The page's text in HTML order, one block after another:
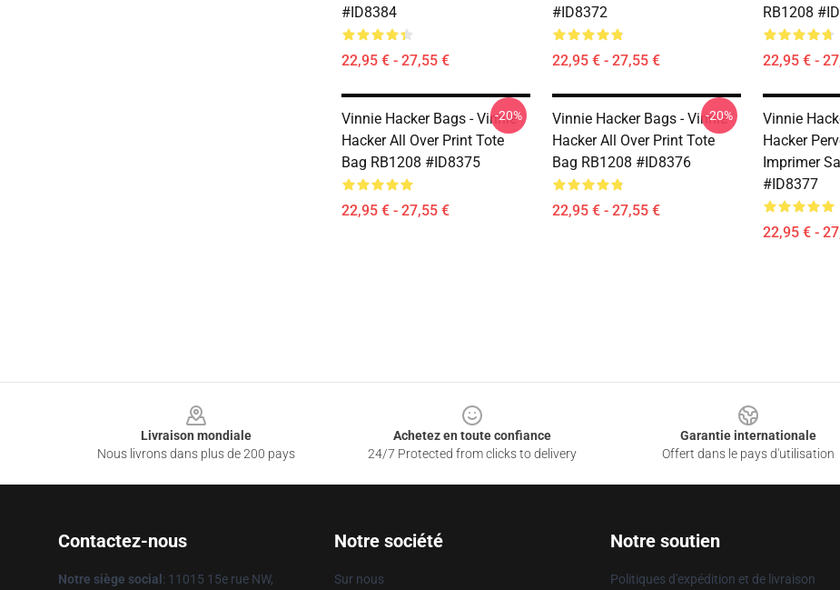
#ID8384
22,95 € - 27,55 €
#ID8372
22,95 € - 27,55 €
RB1208
22,95 € -
Vinnie Hacker Bags - Vinnie
Hacker All Over Print Tote
Bag RB1208 #ID8375
22,95 € - 27,55 €
-20%
Vinnie Hacker Bags - Vinnie
Hacker All Over Print Tote
Bag RB1208 #ID8376
22,95 € - 27,55 €
-20%
Vinnie
Hacker
Imprimer
#ID8377
22,95 € -
Livraison mondiale
Nous livrons dans plus de 200 pays
Achetez en toute confiance
24/7 Protected from clicks to delivery
Garantie internationale
Offert dans le pays d'utilisation
Contactez-nous
Notre siège social : 11015 15e rue NW,
Notre société
Sur nous
Notre soutien
Politiques d'expédition et de livraison